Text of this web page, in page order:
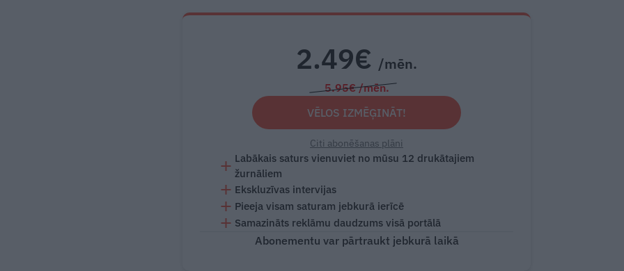
2.49€ /mēn.
5.95€ /mēn.
VĒLOS IZMĒĢINĀT!
Citi abonēšanas plāni
Labākais saturs vienuviet no mūsu 12 drukātajiem
žurnāliem
Ekskluzīvas intervijas
Pieeja visam saturam jebkurā ierīcē
Samazināts reklāmu daudzums visā portālā
Abonementu var pārtraukt jebkurā laikā